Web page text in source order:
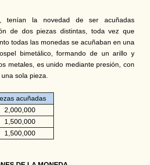
tenían la novedad de ser acuñadas
de dos piezas distintas, toda vez que
todas las monedas se acuñaban en una
bimetálico, formando de un arillo y
metales, es unido mediante presión, con
sola pieza.
acuñadas
2,000,000
1,500,000
1,500,000